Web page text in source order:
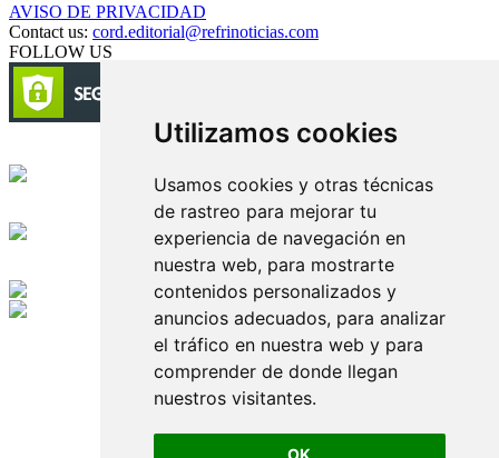
Utilizamos cookies
Usamos cookies y otras técnicas
de rastreo para mejorar tu
experiencia de navegación en
nuestra web, para mostrarte
contenidos personalizados y
anuncios adecuados, para analizar
el tráfico en nuestra web y para
comprender de donde llegan
nuestros visitantes.
OK
AVISO DE PRIVACIDAD
Contact us: cord.editorial@refrinoticias.com
FOLLOW US
Edición digital con tecnología
Playa Revolcadero 222 Col. Reforma Iztaccihuatl Norte C.P. 08810
CIUDAD DE MEXICO
Conmutador CIUDAD DE MEXICO (+52) 555 740 4476, 555 740
© 2000-2026 BURO DE MERCADOTECNIA DEL CENTRO,
S.A. Todos los derechos reservados
Todos los nombres, marcas, logotipos, productos e imagenes